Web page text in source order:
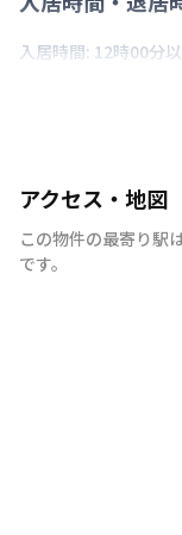
入居時間: 12時00分
アクセス・地図
この物件の最寄り駅
です。